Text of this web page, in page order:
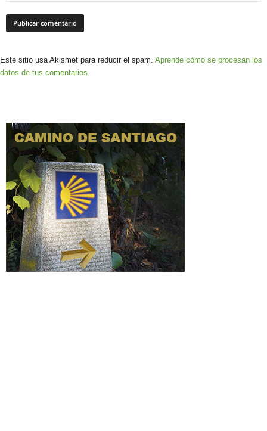
Este sitio usa Akismet para reducir el spam. Aprende cómo se procesan los
datos de tus comentarios.